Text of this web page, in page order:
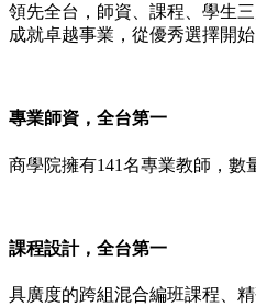
領先全台，師資、課程、學生三
成就卓越事業，從優秀選擇開始
專業師資，全台第一
商學院擁有141名專業教師，數
課程設計，全台第一
具廣度的跨組混合編班課程、